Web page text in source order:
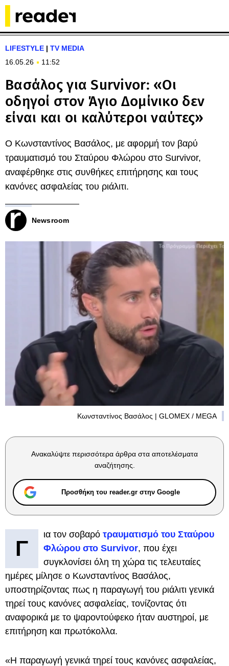
LIFESTYLE | TV MEDIA
16.05.26
11:52
Βασάλος για Survivor: «Οι
οδηγοί στον Άγιο Δομίνικο δεν
είναι και οι καλύτεροι ναύτες»
Ο Κωνσταντίνος Βασάλος, με αφορμή τον βαρύ
τραυματισμό του Σταύρου Φλώρου στο Survivor,
αναφέρθηκε στις συνθήκες επιτήρησης και τους
κανόνες ασφαλείας του ριάλιτι.
Newsroom
Κωνσταντίνος Βασάλος | GLOMEX / MEGA
Ανακαλύψτε περισσότερα άρθρα στα αποτελέσματα
αναζήτησης.
Προσθήκη του reader.gr στην Google
Γ
ια τον σοβαρό τραυματισμό του Σταύρου
Φλώρου στο Survivor, που έχει
συγκλονίσει όλη τη χώρα τις τελευταίες
ημέρες μίλησε ο Κωνσταντίνος Βασάλος,
υποστηρίζοντας πως η παραγωγή του ριάλιτι γενικά
τηρεί τους κανόνες ασφαλείας, τονίζοντας ότι
αναφορικά με το ψαροντούφεκο ήταν αυστηροί, με
επιτήρηση και πρωτόκολλα.
«Η παραγωγή γενικά τηρεί τους κανόνες ασφαλείας,